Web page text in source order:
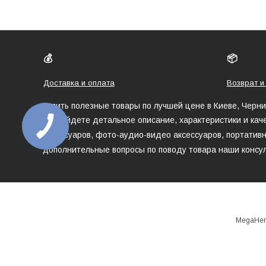
💰
Доставка и оплата
📦
Возврат
Купить полезные товары по лучшей цене в Киеве,
Вы найдете детальное описание, характеристики и
аксессуаров, фото-аудио-видео аксессуаров,
дополнительные вопросы по поводу товара наши